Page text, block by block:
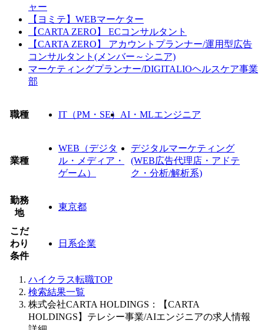
ャー
【ヨミテ】WEBマーケター
【CARTA ZERO】 ECコンサルタント
【CARTA ZERO】 アカウントプランナー/運用型広告
コンサルタント(メンバー～シニア)
マーケティングプランナー/DIGITALIOヘルスケア事業
部
職種 IT（PM・SE） AI・MLエンジニア
業種
WEB（デジタ
ル・メディア・
ゲーム）
デジタルマーケティング
(WEB広告代理店・アドテ
ク・分析/解析系)
勤務
地
東京都
こだ
わり
条件
日系企業
ハイクラス転職TOP
検索結果一覧
株式会社CARTA HOLDINGS：【CARTA
HOLDINGS】テレシー事業/AIエンジニアの求人情報